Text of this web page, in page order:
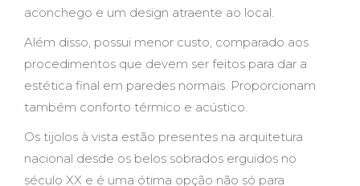
aconchego e um design atraente ao local.
Além disso, possui menor custo, comparado aos
procedimentos que devem ser feitos para dar a
estética final em paredes normais. Proporcionam
também conforto térmico e acústico.
Os tijolos à vista estão presentes na arquitetura
nacional desde os belos sobrados erguidos no
século XX e é uma ótima opção não só para